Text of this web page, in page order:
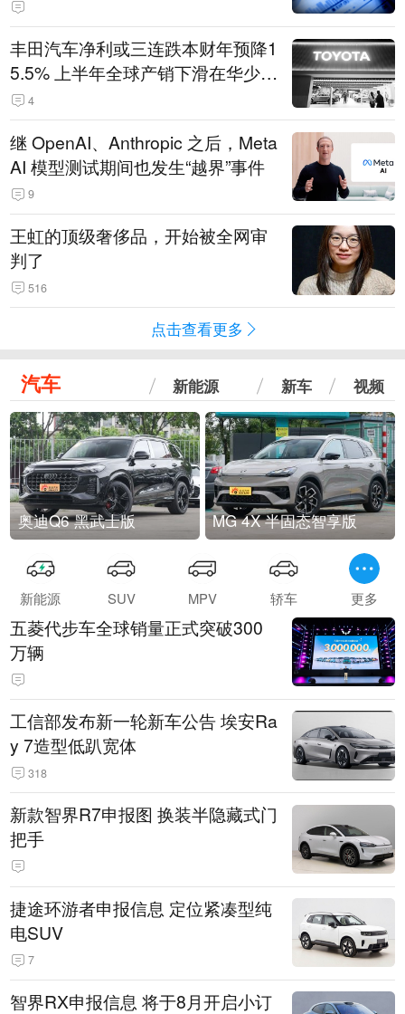
丰田汽车净利或三连跌本财年预降1
5.5% 上半年全球产销下滑在华少卖
14.3万辆
4
继 OpenAI、Anthropic 之后，Meta
AI 模型测试期间也发生“越界”事件
9
王虹的顶级奢侈品，开始被全网审
判了
516
点击查看更多
汽车 新能源 新车 视频
奥迪Q6 黑武士版 MG 4X 半固态智享版
新能源 SUV MPV 轿车 更多
五菱代步车全球销量正式突破300
万辆
工信部发布新一轮新车公告 埃安Ra
y 7造型低趴宽体
318
新款智界R7申报图 换装半隐藏式门
把手
捷途环游者申报信息 定位紧凑型纯
电SUV
7
智界RX申报信息 将于8月开启小订